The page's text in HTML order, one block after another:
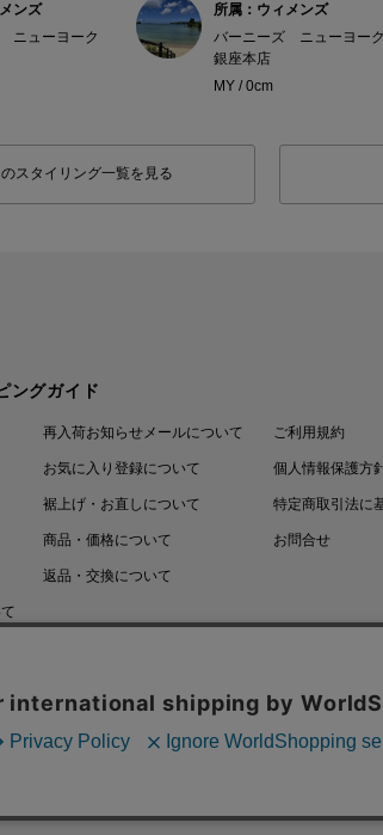
ンズ
ニューヨーク
所属：ウィメンズ
バーニーズ ニューヨーク
銀座本店
MY / 0cm
スタイリング一覧を見る
ングガイド
再入荷お知らせメールについて
お気に入り登録について
裾上げ・お直しについて
商品・価格について
返品・交換について
ご利用規約
個人情報保護方
特定商取引法に
お問合せ